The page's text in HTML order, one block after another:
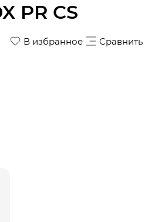
PR CS
В избранное Сравнить